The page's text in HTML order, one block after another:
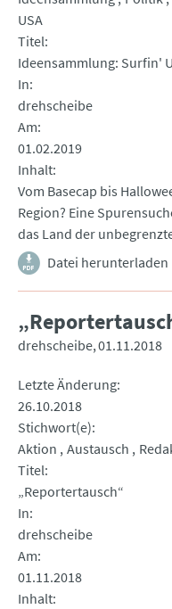
USA
Titel
Ideensammlung: Surfin'
In
drehscheibe
Am
01.02.2019
Inhalt
Vom Basecap bis
Region? Eine
das Land der
Datei herunterladen
drehscheibe 01.11.2018
Letzte Änderung
26.10.2018
Stichwort(e)
Aktion Austausch
Titel
„Reportertausch“
In
drehscheibe
Am
01.11.2018
Inhalt